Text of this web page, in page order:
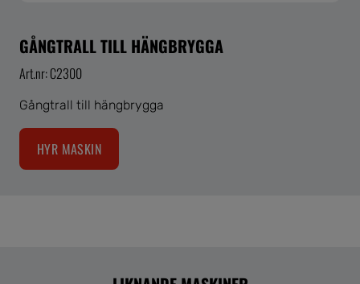
GÅNGTRALL TILL HÄNGBRYGGA
Art.nr: C2300
Gångtrall till hängbrygga
HYR MASKIN